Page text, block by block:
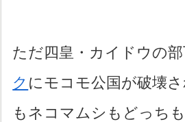
ただ四皇・カイドウの
ク にモコモ公国が破壊
もネコマムシもどっち